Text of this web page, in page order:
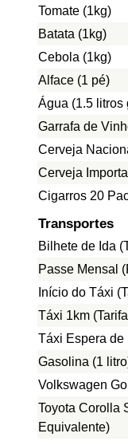
Tomate (1kg)
Batata (1kg)
Cebola (1kg)
Alface (1 pé)
Água (1.5 litros
Garrafa de
Cerveja
Cerveja
Cigarros 20
Transportes
Bilhete de Ida
Passe Mensal
Início do Táxi
Táxi 1km
Táxi Espera de
Gasolina (1
Volkswagen
Toyota Corolla
Equivalente)